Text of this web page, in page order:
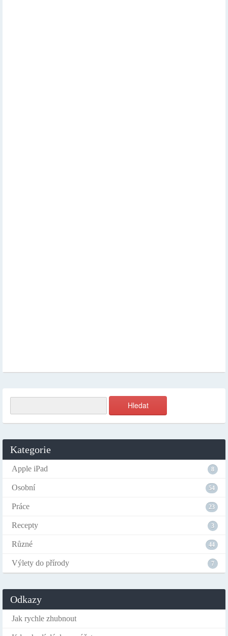
Kategorie
Apple iPad 8
Osobní 54
Práce 23
Recepty 3
Různé 44
Výlety do přírody 7
Odkazy
Jak rychle zhubnout